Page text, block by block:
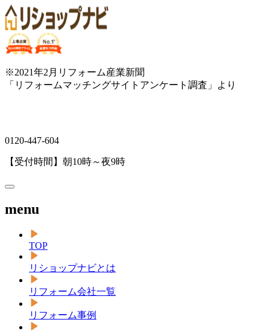
※2021年2月リフォーム産業新聞
「リフォームマッチングサイトアンケート調査」より
0120-447-604
【受付時間】朝10時～夜9時
menu
TOP
リショップナビとは
リフォーム会社一覧
リフォーム事例